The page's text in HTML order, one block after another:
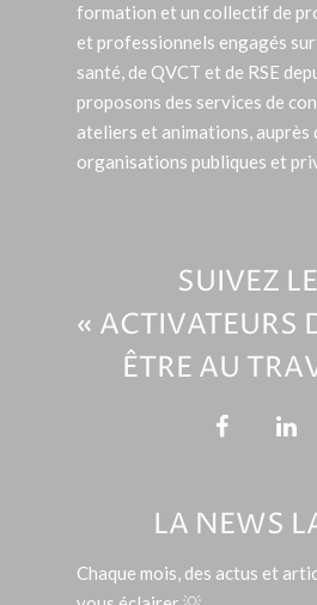
formation et un collectif de
et professionnels engagés
santé, de QVCT et de RSE
proposons des services de
ateliers et animations, auprès
organisations publiques et
SUIVEZ
« ACTIVATEURS
ÊTRE AU
LA NEWS
Chaque mois, des actus et